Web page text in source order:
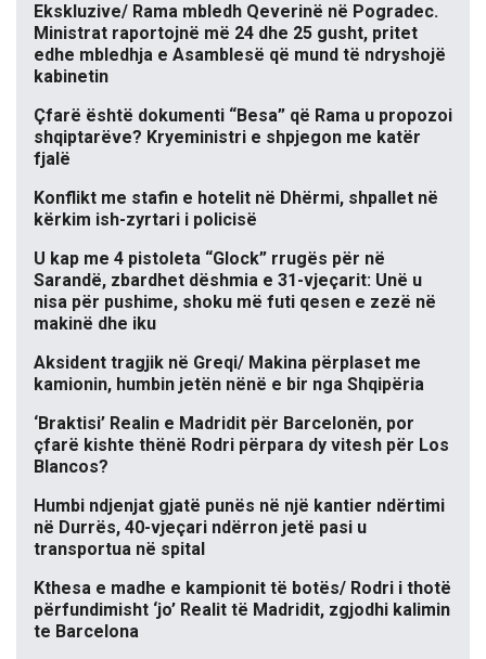
Ekskluzive/ Rama mbledh Qeverinë në Pogradec.
Ministrat raportojnë më 24 dhe 25 gusht, pritet
edhe mbledhja e Asamblesë që mund të ndryshojë
kabinetin
Çfarë është dokumenti “Besa” që Rama u propozoi
shqiptarëve? Kryeministri e shpjegon me katër
fjalë
Konflikt me stafin e hotelit në Dhërmi, shpallet në
kërkim ish-zyrtari i policisë
U kap me 4 pistoleta “Glock” rrugës për në
Sarandë, zbardhet dëshmia e 31-vjeçarit: Unë u
nisa për pushime, shoku më futi qesen e zezë në
makinë dhe iku
Aksident tragjik në Greqi/ Makina përplaset me
kamionin, humbin jetën nënë e bir nga Shqipëria
‘Braktisi’ Realin e Madridit për Barcelonën, por
çfarë kishte thënë Rodri përpara dy vitesh për Los
Blancos?
Humbi ndjenjat gjatë punës në një kantier ndërtimi
në Durrës, 40-vjeçari ndërron jetë pasi u
transportua në spital
Kthesa e madhe e kampionit të botës/ Rodri i thotë
përfundimisht ‘jo’ Realit të Madridit, zgjodhi kalimin
te Barcelona